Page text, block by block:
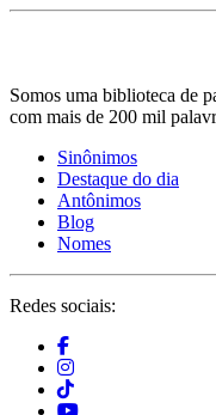
Somos uma biblioteca de
com mais de 200 mil
Sinônimos
Destaque do dia
Antônimos
Blog
Nomes
Redes sociais: